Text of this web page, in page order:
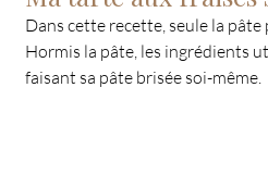
Dans cette recette, seule la
Hormis la pâte, les ingrédients
faisant sa pâte brisée soi-même.